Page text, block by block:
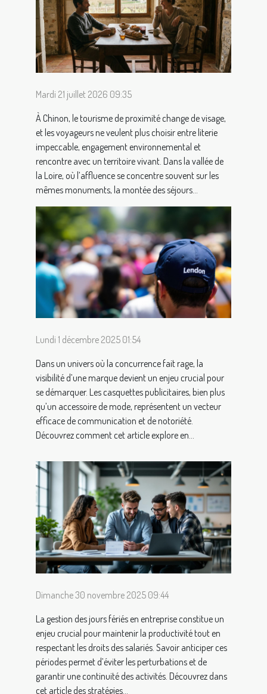
Mardi 21 juillet 2026 09:35
À Chinon, le tourisme de proximité change de visage,
et les voyageurs ne veulent plus choisir entre literie
impeccable, engagement environnemental et
rencontre avec un territoire vivant. Dans la vallée de
la Loire, où l’affluence se concentre souvent sur les
mêmes monuments, la montée des séjours...
Lundi 1 décembre 2025 01:54
Dans un univers où la concurrence fait rage, la
visibilité d’une marque devient un enjeu crucial pour
se démarquer. Les casquettes publicitaires, bien plus
qu’un accessoire de mode, représentent un vecteur
efficace de communication et de notoriété.
Découvrez comment cet article explore en...
Dimanche 30 novembre 2025 09:44
La gestion des jours fériés en entreprise constitue un
enjeu crucial pour maintenir la productivité tout en
respectant les droits des salariés. Savoir anticiper ces
périodes permet d’éviter les perturbations et de
garantir une continuité des activités. Découvrez dans
cet article des stratégies...